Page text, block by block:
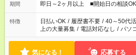
期間 即日～2ヶ月以上 ■開始日の相談OK
特徴 日払いOK / 履歴書不要 / 40～50代
上の大量募集 / 電話対応なし / パソ
気になる！ 応募する